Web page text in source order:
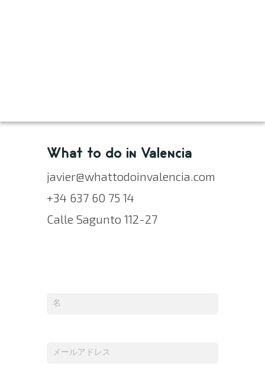
What to do in Valencia
javier@whattodoinvalencia.com
+34 637 60 75 14
Calle Sagunto 112-27
名
メールアドレスThis field is required.